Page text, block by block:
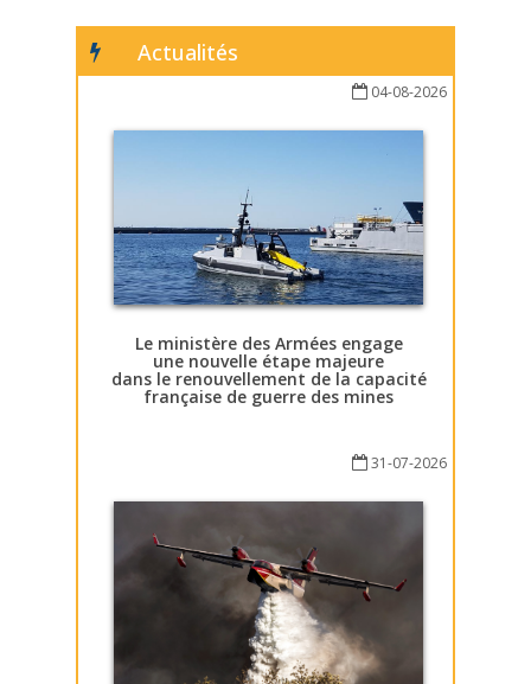
Actualités
04-08-2026
Le ministère des Armées engage
une nouvelle étape majeure
dans le renouvellement de la capacité
française de guerre des mines
31-07-2026